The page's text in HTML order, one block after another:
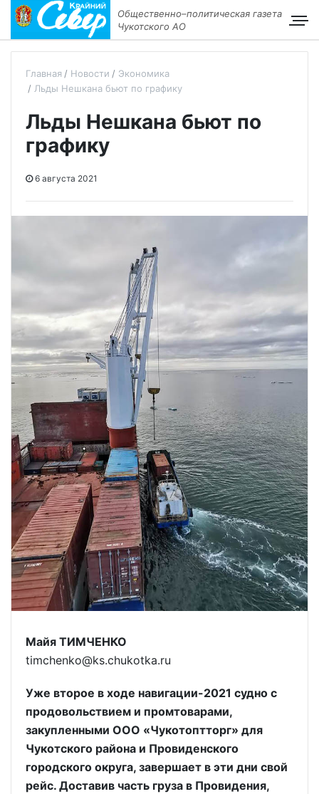
Общественно–политическая газета
Чукотского АО
Главная Новости
Экономика
Льды Нешкана бьют по графику
Льды Нешкана бьют по
графику
6 августа 2021
Майя ТИМЧЕНКО
timchenko@ks.chukotka.ru
Уже второе в ходе навигации-2021 судно с
продовольствием и промтоварами,
закупленными ООО «Чукотоптторг» для
Чукотского района и Провиденского
городского округа, завершает в эти дни свой
рейс. Доставив часть груза в Провидения,